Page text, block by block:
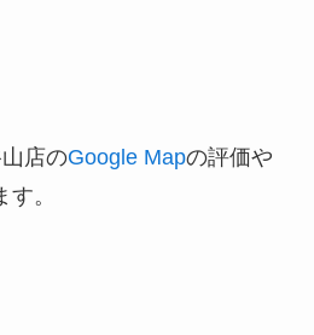
店のGoogle Mapの評価や
。